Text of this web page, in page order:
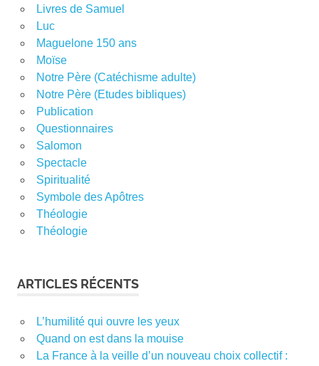
Livres de Samuel
Luc
Maguelone 150 ans
Moïse
Notre Père (Catéchisme adulte)
Notre Père (Etudes bibliques)
Publication
Questionnaires
Salomon
Spectacle
Spiritualité
Symbole des Apôtres
Théologie
Théologie
ARTICLES RÉCENTS
L’humilité qui ouvre les yeux
Quand on est dans la mouise
La France à la veille d’un nouveau choix collectif :